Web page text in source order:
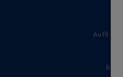
Au fil des
ils